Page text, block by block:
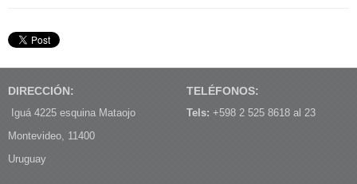
DIRECCIÓN:
Iguá 4225 esquina Mataojo
Montevideo, 11400
Uruguay
TELÉFONOS:
Tels: +598 2 525 8618 al 23